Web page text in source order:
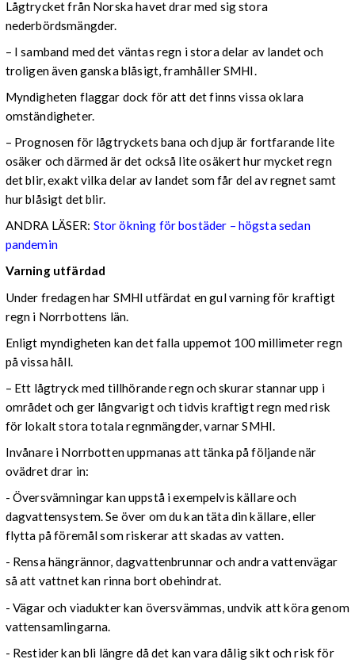
Lågtrycket från Norska havet drar med sig stora
nederbördsmängder.
– I samband med det väntas regn i stora delar av landet och
troligen även ganska blåsigt, framhåller SMHI.
Myndigheten flaggar dock för att det finns vissa oklara
omständigheter.
– Prognosen för lågtryckets bana och djup är fortfarande lite
osäker och därmed är det också lite osäkert hur mycket regn
det blir, exakt vilka delar av landet som får del av regnet samt
hur blåsigt det blir.
ANDRA LÄSER: Stor ökning för bostäder – högsta sedan
pandemin
Varning utfärdad
Under fredagen har SMHI utfärdat en gul varning för kraftigt
regn i Norrbottens län.
Enligt myndigheten kan det falla uppemot 100 millimeter regn
på vissa håll.
– Ett lågtryck med tillhörande regn och skurar stannar upp i
området och ger långvarigt och tidvis kraftigt regn med risk
för lokalt stora totala regnmängder, varnar SMHI.
Invånare i Norrbotten uppmanas att tänka på följande när
ovädret drar in:
- Översvämningar kan uppstå i exempelvis källare och
dagvattensystem. Se över om du kan täta din källare, eller
flytta på föremål som riskerar att skadas av vatten.
- Rensa hängrännor, dagvattenbrunnar och andra vattenvägar
så att vattnet kan rinna bort obehindrat.
- Vägar och viadukter kan översvämmas, undvik att köra genom
vattensamlingarna.
- Restider kan bli längre då det kan vara dålig sikt och risk för